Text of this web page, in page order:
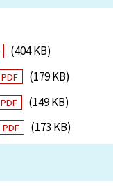
(404 KB)
PDF
(179 KB)
PDF
(149 KB)
PDF (173 KB)